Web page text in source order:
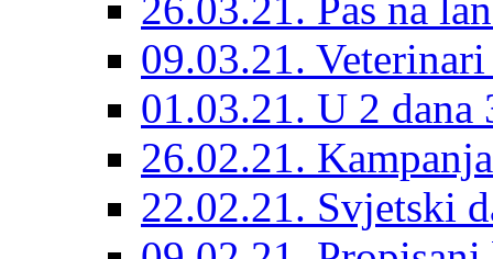
09.03.21.
01.03.21. U 2
26.02.21.
22.02.21. Svjetski